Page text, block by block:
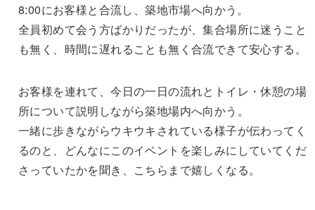
8:00にお客様と合流し、築地市場へ向かう。
全員初めて会う方ばかりだったが、集合場所に迷うこと
も無く、時間に遅れることも無く合流できて安心する。
お客様を連れて、今日の一日の流れとトイレ・休憩の場
所について説明しながら築地場内へ向かう。
一緒に歩きながらウキウキされている様子が伝わってく
るのと、どんなにこのイベントを楽しみにしていてくだ
さっていたかを聞き、こちらまで嬉しくなる。